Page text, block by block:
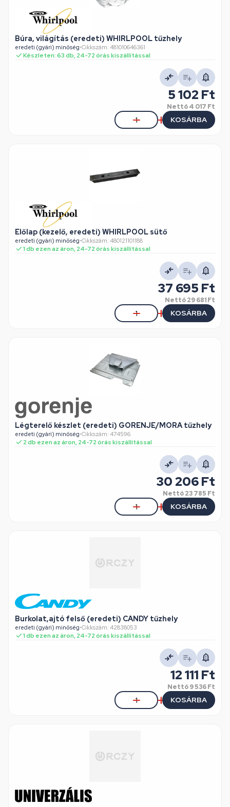
Búra, világítás (eredeti) WHIRLPOOL tűzhely
eredeti (gyári) minőség•Cikkszám: 481010646361
Készleten: 63 db, 24-72 órás kiszállítással
5 102 Ft
Nettó4 017 Ft
KOSÁRBA
Előlap (kezelő, eredeti) WHIRLPOOL sütő
eredeti (gyári) minőség•Cikkszám: 480121101188
1 db ezen az áron, 24-72 órás kiszállítással
37 695 Ft
Nettó29 681 Ft
KOSÁRBA
Légterelő készlet (eredeti) GORENJE/MORA tűzhely
eredeti (gyári) minőség•Cikkszám: 474596
2 db ezen az áron, 24-72 órás kiszállítással
30 206 Ft
Nettó23 785 Ft
KOSÁRBA
Burkolat,ajtó felső (eredeti) CANDY tűzhely
eredeti (gyári) minőség•Cikkszám: 42838053
1 db ezen az áron, 24-72 órás kiszállítással
12 111 Ft
Nettó9 536 Ft
KOSÁRBA